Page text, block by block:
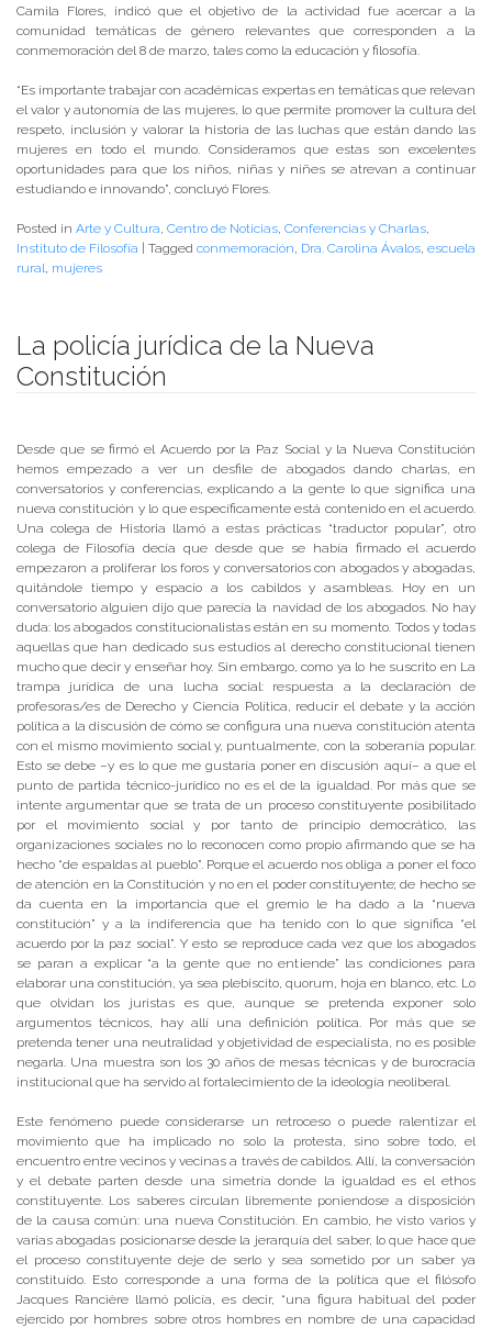
Camila Flores, indicó que el objetivo de la actividad fue acercar a la
comunidad temáticas de género relevantes que corresponden a la
conmemoración del 8 de marzo, tales como la educación y filosofía.
“Es importante trabajar con académicas expertas en temáticas que relevan
el valor y autonomía de las mujeres, lo que permite promover la cultura del
respeto, inclusión y valorar la historia de las luchas que están dando las
mujeres en todo el mundo. Consideramos que estas son excelentes
oportunidades para que los niños, niñas y niñes se atrevan a continuar
estudiando e innovando”, concluyó Flores.
Posted in Arte y Cultura, Centro de Noticias, Conferencias y Charlas,
Instituto de Filosofía | Tagged conmemoración, Dra. Carolina Ávalos, escuela
rural, mujeres
La policía jurídica de la Nueva
Constitución
Desde que se firmó el Acuerdo por la Paz Social y la Nueva Constitución
hemos empezado a ver un desfile de abogados dando charlas, en
conversatorios y conferencias, explicando a la gente lo que significa una
nueva constitución y lo que específicamente está contenido en el acuerdo.
Una colega de Historia llamó a estas prácticas “traductor popular”, otro
colega de Filosofía decía que desde que se había firmado el acuerdo
empezaron a proliferar los foros y conversatorios con abogados y abogadas,
quitándole tiempo y espacio a los cabildos y asambleas. Hoy en un
conversatorio alguien dijo que parecía la navidad de los abogados. No hay
duda: los abogados constitucionalistas están en su momento. Todos y todas
aquellas que han dedicado sus estudios al derecho constitucional tienen
mucho que decir y enseñar hoy. Sin embargo, como ya lo he suscrito en La
trampa jurídica de una lucha social: respuesta a la declaración de
profesoras/es de Derecho y Ciencia Política, reducir el debate y la acción
política a la discusión de cómo se configura una nueva constitución atenta
con el mismo movimiento social y, puntualmente, con la soberanía popular.
Esto se debe –y es lo que me gustaría poner en discusión aquí– a que el
punto de partida técnico-jurídico no es el de la igualdad. Por más que se
intente argumentar que se trata de un proceso constituyente posibilitado
por el movimiento social y por tanto de principio democrático, las
organizaciones sociales no lo reconocen como propio afirmando que se ha
hecho “de espaldas al pueblo”. Porque el acuerdo nos obliga a poner el foco
de atención en la Constitución y no en el poder constituyente; de hecho se
da cuenta en la importancia que el gremio le ha dado a la “nueva
constitución” y a la indiferencia que ha tenido con lo que significa “el
acuerdo por la paz social”. Y esto se reproduce cada vez que los abogados
se paran a explicar “a la gente que no entiende” las condiciones para
elaborar una constitución, ya sea plebiscito, quorum, hoja en blanco, etc. Lo
que olvidan los juristas es que, aunque se pretenda exponer solo
argumentos técnicos, hay allí una definición política. Por más que se
pretenda tener una neutralidad y objetividad de especialista, no es posible
negarla. Una muestra son los 30 años de mesas técnicas y de burocracia
institucional que ha servido al fortalecimiento de la ideología neoliberal.
Este fenómeno puede considerarse un retroceso o puede ralentizar el
movimiento que ha implicado no solo la protesta, sino sobre todo, el
encuentro entre vecinos y vecinas a través de cabildos. Allí, la conversación
y el debate parten desde una simetría donde la igualdad es el ethos
constituyente. Los saberes circulan libremente poniendose a disposición
de la causa común: una nueva Constitución. En cambio, he visto varios y
varias abogadas posicionarse desde la jerarquía del saber, lo que hace que
el proceso constituyente deje de serlo y sea sometido por un saber ya
constituído. Esto corresponde a una forma de la política que el filósofo
Jacques Rancière llamó policía, es decir, “una figura habitual del poder
ejercido por hombres sobre otros hombres en nombre de una capacidad